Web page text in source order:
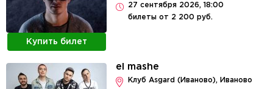
Купить билет
27 сентября 2026, 18:00
билеты от 2 200 руб.
el mashe
Клуб Asgard (Иваново), Иваново